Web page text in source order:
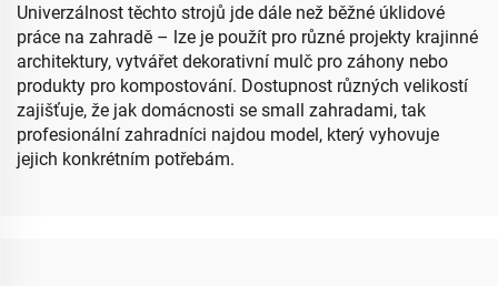
Univerzálnost těchto strojů jde dále než běžné úklidové
práce na zahradě – lze je použít pro různé projekty krajinné
architektury, vytvářet dekorativní mulč pro záhony nebo
produkty pro kompostování. Dostupnost různých velikostí
zajišťuje, že jak domácnosti se small zahradami, tak
profesionální zahradníci najdou model, který vyhovuje
jejich konkrétním potřebám.